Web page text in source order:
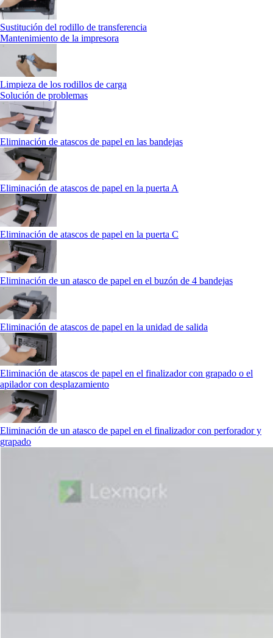
Sustitución del rodillo de transferencia
Mantenimiento de la impresora
Limpieza de los rodillos de carga
Solución de problemas
Eliminación de atascos de papel en las bandejas
Eliminación de atascos de papel en la puerta A
Eliminación de atascos de papel en la puerta C
Eliminación de un atasco de papel en el buzón de 4 bandejas
Eliminación de atascos de papel en la unidad de salida
Eliminación de atascos de papel en el finalizador con grapado o el
apilador con desplazamiento
Eliminación de un atasco de papel en el finalizador con perforador y
grapado